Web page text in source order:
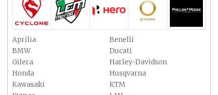
Aprilia
Benelli
BMW
Ducati
Gilera
Harley-Davidson
Honda
Husqvarna
Kawasaki
KTM